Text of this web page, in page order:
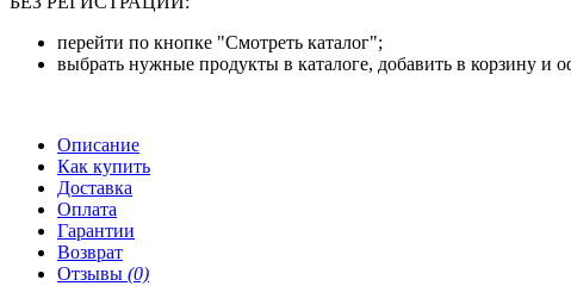
перейти по кнопке "Смотреть каталог";
выбрать нужные продукты в каталоге, добавить в корзину и
Описание
Как купить
Доставка
Оплата
Гарантии
Возврат
Отзывы (0)